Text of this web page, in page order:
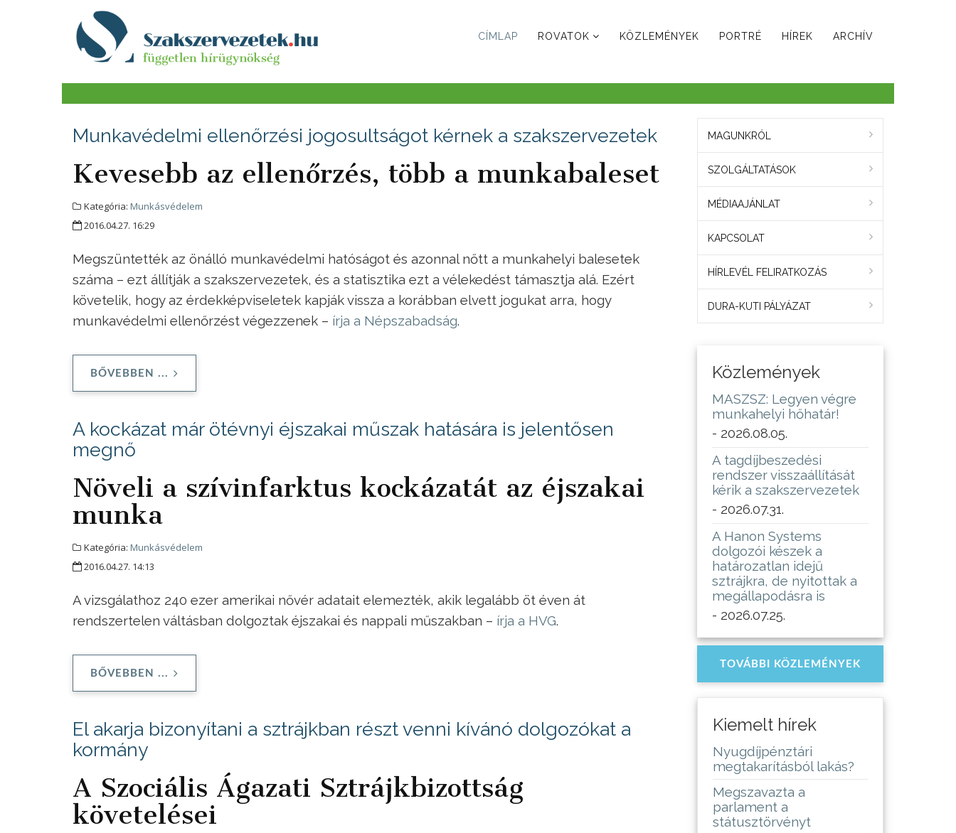
CÍMLAP ROVATOK KÖZLEMÉNYEK PORTRÉ HÍREK ARCHÍV
Munkavédelmi ellenőrzési jogosultságot kérnek a szakszervezetek
Kevesebb az ellenőrzés, több a munkabaleset
Kategória: Munkásvédelem
2016.04.27. 16:29
Megszüntették az önálló munkavédelmi hatóságot és azonnal nőtt a munkahelyi balesetek
száma – ezt állítják a szakszervezetek, és a statisztika ezt a vélekedést támasztja alá. Ezért
követelik, hogy az érdekképviseletek kapják vissza a korábban elvett jogukat arra, hogy
munkavédelmi ellenőrzést végezzenek – írja a Népszabadság.
BŐVEBBEN ...
A kockázat már ötévnyi éjszakai műszak hatására is jelentősen
megnő
Növeli a szívinfarktus kockázatát az éjszakai
munka
Kategória: Munkásvédelem
2016.04.27. 14:13
A vizsgálathoz 240 ezer amerikai nővér adatait elemezték, akik legalább öt éven át
rendszertelen váltásban dolgoztak éjszakai és nappali műszakban – írja a HVG.
BŐVEBBEN ...
El akarja bizonyítani a sztrájkban részt venni kívánó dolgozókat a
kormány
A Szociális Ágazati Sztrájkbizottság
követelései
MAGUNKRÓL
SZOLGÁLTATÁSOK
MÉDIAAJÁNLAT
KAPCSOLAT
HÍRLEVÉL FELIRATKOZÁS
DURA-KUTI PÁLYÁZAT
Közlemények
MASZSZ: Legyen végre
munkahelyi hőhatár!
- 2026.08.05.
A tagdíjbeszedési
rendszer visszaállítását
kérik a szakszervezetek
- 2026.07.31.
A Hanon Systems
dolgozói készek a
határozatlan idejű
sztrájkra, de nyitottak a
megállapodásra is
- 2026.07.25.
TOVÁBBI KÖZLEMÉNYEK
Kiemelt hírek
Nyugdíjpénztári
megtakarításból lakás?
Megszavazta a
parlament a
státusztörvényt